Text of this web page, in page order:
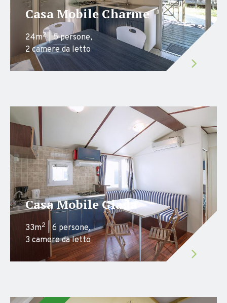
Casa Mobile Charme
24m2| 5 persone,
2 camere da letto
Casa Mobile Giada
33m2 | 6 persone,
3 camere da letto